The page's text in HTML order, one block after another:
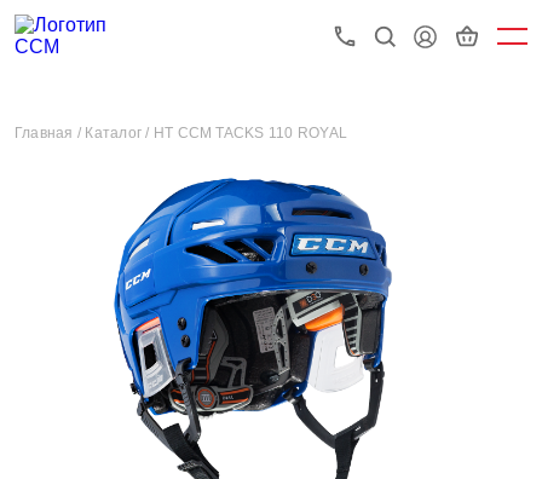
Главная / Каталог / HT CCM TACKS 110 ROYAL